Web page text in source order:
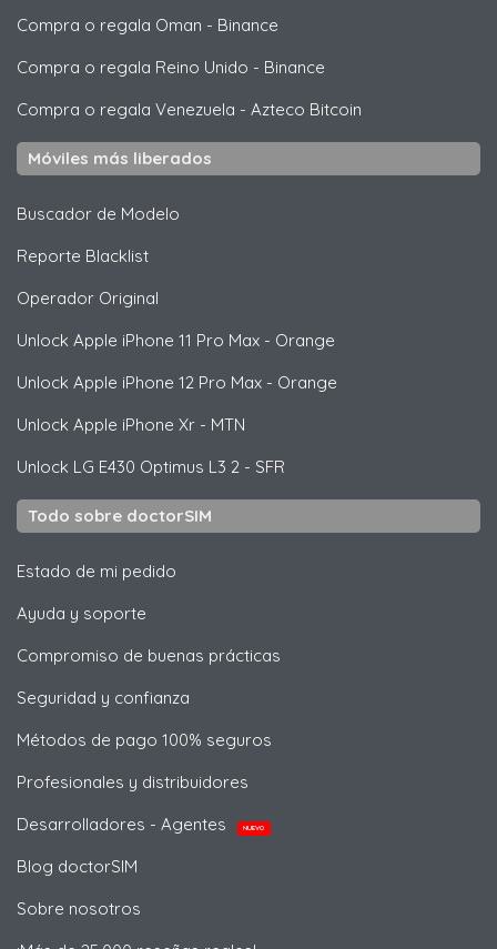
Compra o regala Oman - Binance
Compra o regala Reino Unido - Binance
Compra o regala Venezuela - Azteco Bitcoin
Móviles más liberados
Buscador de Modelo
Reporte Blacklist
Operador Original
Unlock Apple iPhone 11 Pro Max - Orange
Unlock Apple iPhone 12 Pro Max - Orange
Unlock Apple iPhone Xr - MTN
Unlock LG E430 Optimus L3 2 - SFR
Todo sobre doctorSIM
Estado de mi pedido
Ayuda y soporte
Compromiso de buenas prácticas
Seguridad y confianza
Métodos de pago 100% seguros
Profesionales y distribuidores
Desarrolladores - Agentes
NUEVO
Blog doctorSIM
Sobre nosotros